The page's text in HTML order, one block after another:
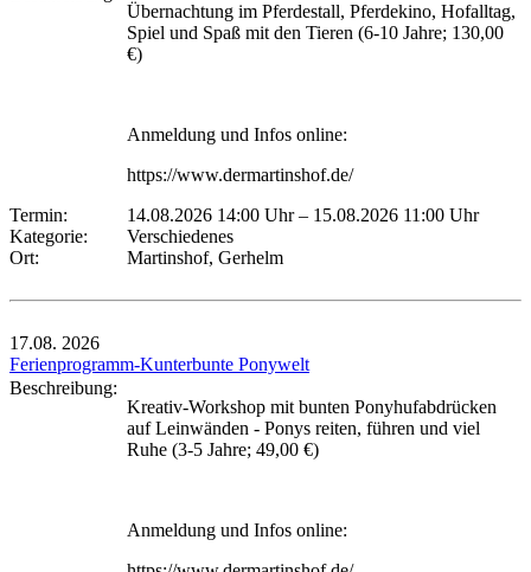
Übernachtung im Pferdestall, Pferdekino, Hofalltag,
Spiel und Spaß mit den Tieren (6-10 Jahre; 130,00
€)
Anmeldung und Infos online:
https://www.dermartinshof.de/
Termin:
14.08.2026 14:00 Uhr– 15.08.2026 11:00 Uhr
Kategorie:
Verschiedenes
Ort:
Martinshof, Gerhelm
17.08. 2026
Ferienprogramm-Kunterbunte Ponywelt
Beschreibung:
Kreativ-Workshop mit bunten Ponyhufabdrücken
auf Leinwänden - Ponys reiten, führen und viel
Ruhe (3-5 Jahre; 49,00 €)
Anmeldung und Infos online: